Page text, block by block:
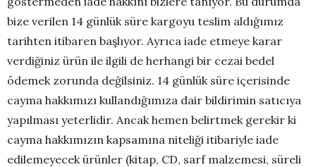
bize verilen 14 günlük süre kargoyu teslim aldığımız
tarihten itibaren başlıyor. Ayrıca iade etmeye karar
verdiğiniz ürün ile ilgili de herhangi bir cezai bedel
ödemek zorunda değilsiniz. 14 günlük süre içerisinde
cayma hakkımızı kullandığımıza dair bildirimin satıcıya
yapılması yeterlidir. Ancak hemen belirtmek gerekir ki
cayma hakkımızın kapsamına niteliği itibariyle iade
edilemeyecek ürünler (kitap, CD, sarf malzemesi, süreli